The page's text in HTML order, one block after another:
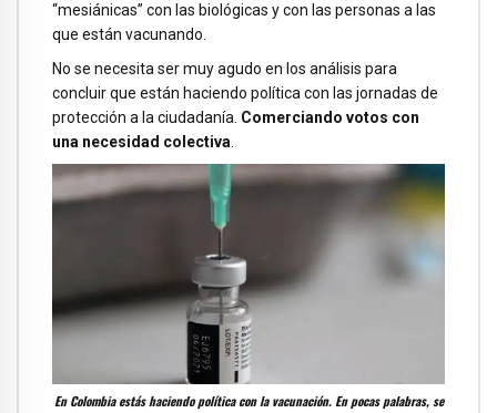
“mesiánicas” con las biológicas y con las personas a las
que están vacunando.
No se necesita ser muy agudo en los análisis para
concluir que están haciendo política con las jornadas de
protección a la ciudadanía. Comerciando votos con
una necesidad colectiva
En Colombia estás haciendo política con la vacunación. En pocas palabras, se